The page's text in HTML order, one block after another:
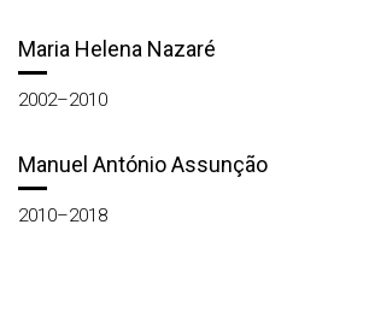
Maria Helena Nazaré
2002–2010
Manuel António Assunção
2010–2018